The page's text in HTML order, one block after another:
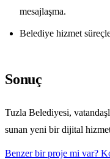
mesajlaşma.
Belediye hizmet
Sonuç
Tuzla Belediyesi,
sunan yeni bir dijital
Benzer bir proje mi var?